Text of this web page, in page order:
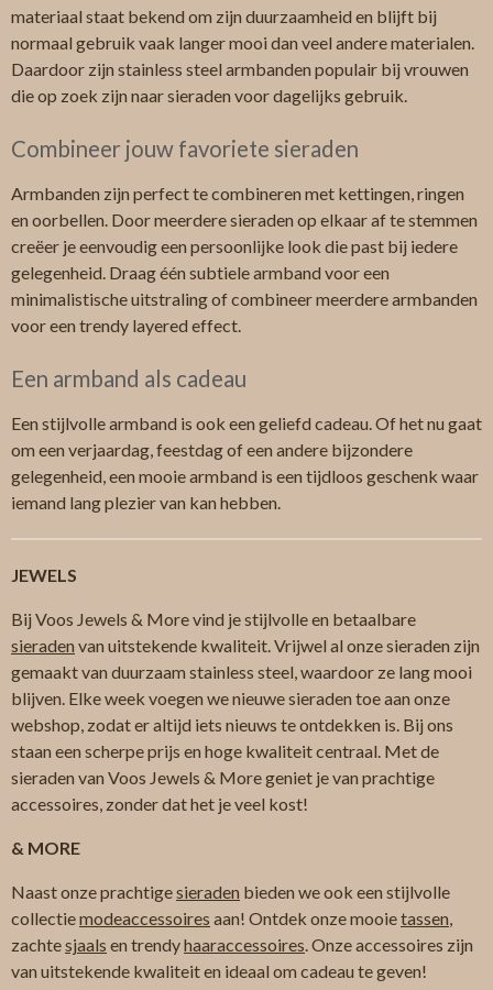
materiaal staat bekend om zijn duurzaamheid en blijft bij
normaal gebruik vaak langer mooi dan veel andere materialen.
Daardoor zijn stainless steel armbanden populair bij vrouwen
die op zoek zijn naar sieraden voor dagelijks gebruik.
Combineer jouw favoriete sieraden
Armbanden zijn perfect te combineren met kettingen, ringen
en oorbellen. Door meerdere sieraden op elkaar af te stemmen
creëer je eenvoudig een persoonlijke look die past bij iedere
gelegenheid. Draag één subtiele armband voor een
minimalistische uitstraling of combineer meerdere armbanden
voor een trendy layered effect.
Een armband als cadeau
Een stijlvolle armband is ook een geliefd cadeau. Of het nu gaat
om een verjaardag, feestdag of een andere bijzondere
gelegenheid, een mooie armband is een tijdloos geschenk waar
iemand lang plezier van kan hebben.
JEWELS
Bij Voos Jewels & More vind je stijlvolle en betaalbare
sieraden van uitstekende kwaliteit. Vrijwel al onze sieraden zijn
gemaakt van duurzaam stainless steel, waardoor ze lang mooi
blijven. Elke week voegen we nieuwe sieraden toe aan onze
webshop, zodat er altijd iets nieuws te ontdekken is. Bij ons
staan een scherpe prijs en hoge kwaliteit centraal. Met de
sieraden van Voos Jewels & More geniet je van prachtige
accessoires, zonder dat het je veel kost!
& MORE
Naast onze prachtigesieraden bieden we ook een stijlvolle
collectiemodeaccessoires aan! Ontdek onze mooietassen,
zachtesjaals en trendyhaaraccessoires. Onze accessoires zijn
van uitstekende kwaliteit en ideaal om cadeau te geven!